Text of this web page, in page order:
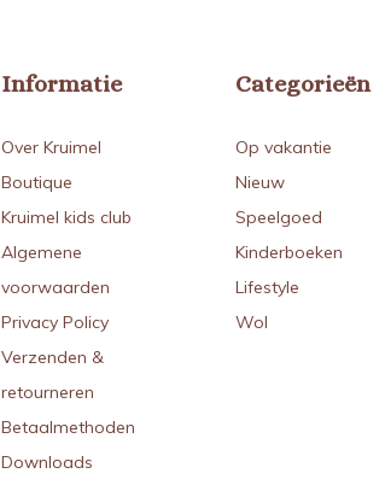
Informatie
Over Kruimel
Boutique
Kruimel kids club
Algemene
voorwaarden
Privacy Policy
Verzenden &
retourneren
Betaalmethoden
Downloads
Categorieën
Op vakantie
Nieuw
Speelgoed
Kinderboeken
Lifestyle
Wol